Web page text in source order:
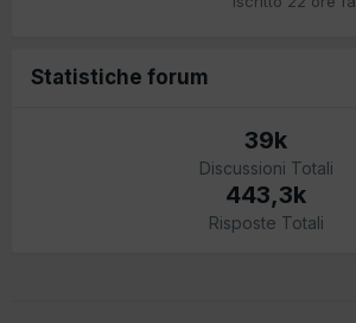
Statistiche forum
39k
Discussioni Totali
443,3k
Risposte Totali